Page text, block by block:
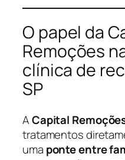
O papel da
Remoções
clínica de
SP
ACapital
tratamentos
uma ponte entre